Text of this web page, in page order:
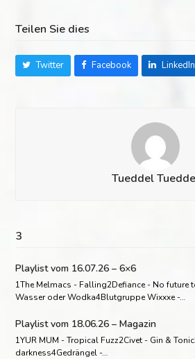
Teilen Sie dies
Twitter Facebook LinkedIn
Tueddel
3
Playlist vom 16.07.26 – 6×6
1The Melmacs - Falling2Defiance - No future
Wasser oder Wodka4Blutgruppe Wixxxe -…
Playlist vom 18.06.26 – Magazin
1YUR MUM - Tropical Fuzz2Civet - Gin &
darkness4Gedrängel -…